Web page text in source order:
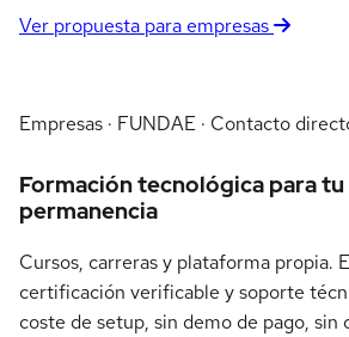
Ver propuesta para empresas
Empresas · FUNDAE · Contacto
Formación tecnológica para tu
permanencia
Cursos, carreras y plataforma propia.
certificación verificable y soporte
coste de setup, sin demo de pago, sin